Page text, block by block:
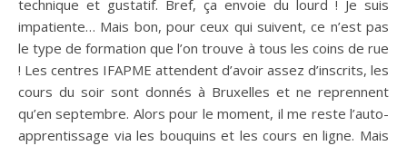
technique et gustatif. Bref, ça envoie du lourd ! Je suis
impatiente… Mais bon, pour ceux qui suivent, ce n’est pas
le type de formation que l’on trouve à tous les coins de rue
! Les centres IFAPME attendent d’avoir assez d’inscrits, les
cours du soir sont donnés à Bruxelles et ne reprennent
qu’en septembre. Alors pour le moment, il me reste l’auto-
apprentissage via les bouquins et les cours en ligne. Mais